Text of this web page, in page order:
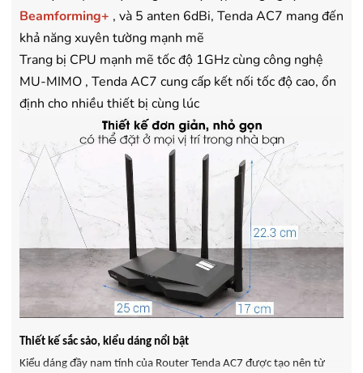
Beamforming+ , và 5 anten 6dBi, Tenda AC7 mang đến
khả năng xuyên tường mạnh mẽ
Trang bị CPU mạnh mẽ tốc độ 1GHz cùng công nghệ
MU-MIMO , Tenda AC7 cung cấp kết nối tốc độ cao, ổn
định cho nhiều thiết bị cùng lúc
Thiết kế sắc sảo, kiểu dáng nổi bật
Kiểu dáng đầy nam tính của Router Tenda AC7 được tạo nên từ